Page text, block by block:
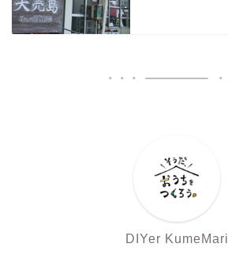
DIYer KumeMari